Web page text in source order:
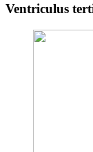
Ventriculus